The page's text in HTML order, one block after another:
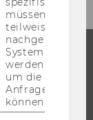
müssen
teilweise von
nachgelagerten
System
werden.
um die Antwort
Anfrage
können.